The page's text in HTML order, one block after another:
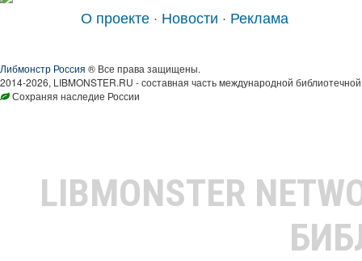
О проекте · Новости · Реклама
Либмонстр Россия ® Все права защищены.
2014-2026, LIBMONSTER.RU - составная часть международной
Сохраняя наследие России
LIBMONSTER